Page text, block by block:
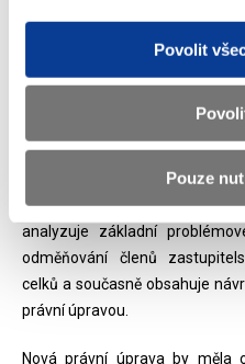
Povolit
Pouze
Bod č. 20:
Analýza právní úpravy a
členů zastupitelstev
Ministerstvo financí
Ministerstvem práce a
„Analýza právní úpravy a
členů zastupitelstev územních
analyzuje základní
odměňování členů
celků a současně obsahuje
právní úpravou.
Nová právní úprava by měla